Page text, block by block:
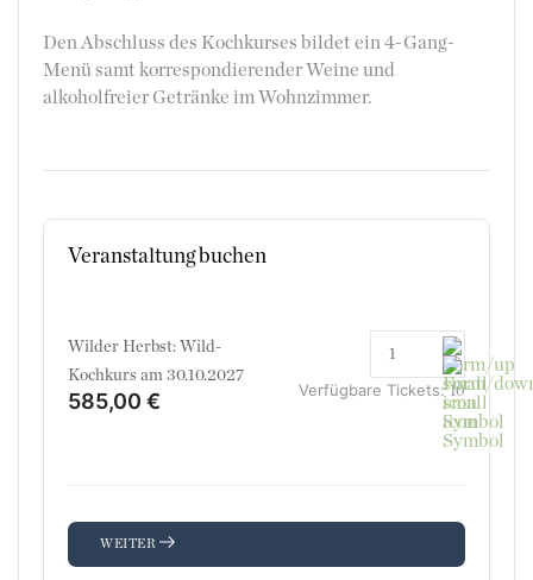
Den Abschluss des Kochkurses bildet ein 4-Gang-
Menü samt korrespondierender Weine und
alkoholfreier Getränke im Wohnzimmer.
Veranstaltung buchen
Wilder Herbst: Wild-
Kochkurs am 30.10.2027
585,00 € Verfügbare Tickets:10
WEITER